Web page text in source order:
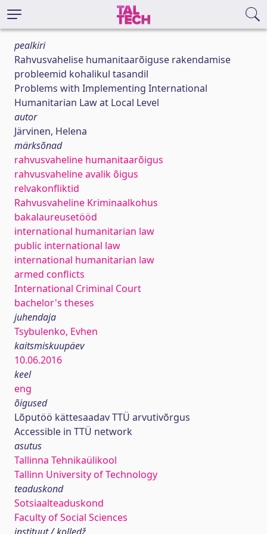
pealkiri
Rahvusvahelise humanitaarõiguse rakendamise
probleemid kohalikul tasandil
Problems with Implementing International
Humanitarian Law at Local Level
autor
Järvinen, Helena
märksõnad
rahvusvaheline humanitaarõigus
rahvusvaheline avalik õigus
relvakonfliktid
Rahvusvaheline Kriminaalkohus
bakalaureusetööd
international humanitarian law
public international law
international humanitarian law
armed conflicts
International Criminal Court
bachelor's theses
juhendaja
Tsybulenko, Evhen
kaitsmiskuupäev
10.06.2016
keel
eng
õigused
Lõputöö kättesaadav TTÜ arvutivõrgus
Accessible in TTÜ network
asutus
Tallinna Tehnikaülikool
Tallinn University of Technology
teaduskond
Sotsiaalteaduskond
Faculty of Social Sciences